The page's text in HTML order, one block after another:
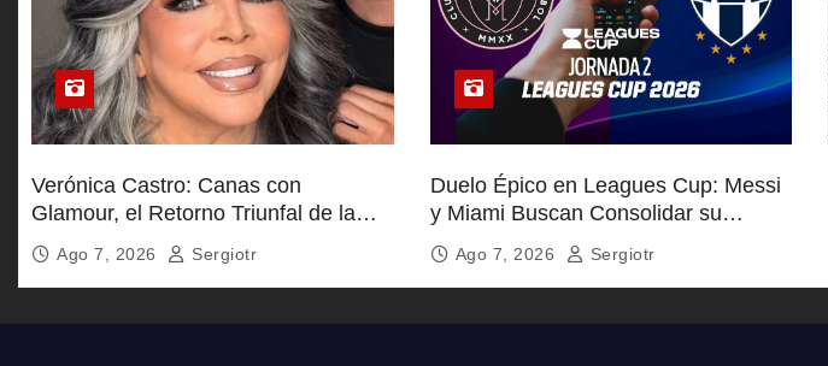
Verónica Castro: Canas con
Glamour, el Retorno Triunfal de la
Reina Televisiva
Ago 7, 2026 Sergiotr
Duelo Épico en Leagues Cup: Messi
y Miami Buscan Consolidar su
Dominio
Ago 7, 2026 Sergiotr